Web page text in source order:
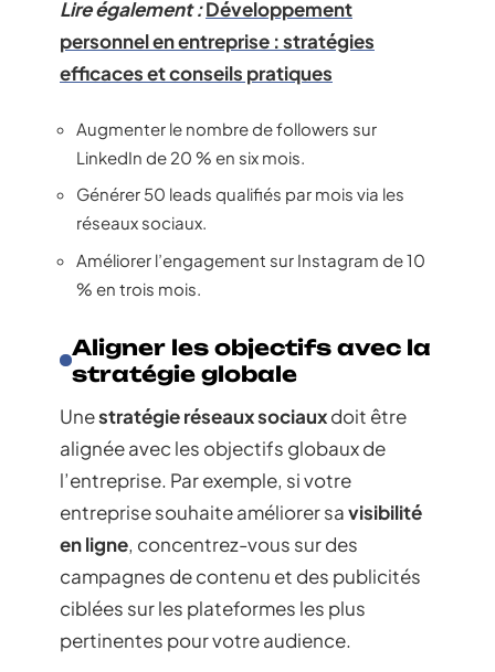
Lire également :Développement
personnel en entreprise : stratégies
efficaces et conseils pratiques
Augmenter le nombre de followers sur
LinkedIn de 20 % en six mois.
Générer 50 leads qualifiés par mois via les
réseaux sociaux.
Améliorer l’engagement sur Instagram de 10
% en trois mois.
Aligner les objectifs avec la
stratégie globale
Unestratégie réseaux sociauxdoit être
alignée avec les objectifs globaux de
l’entreprise. Par exemple, si votre
entreprise souhaite améliorer savisibilité
en ligne, concentrez-vous sur des
campagnes de contenu et des publicités
ciblées sur les plateformes les plus
pertinentes pour votre audience.